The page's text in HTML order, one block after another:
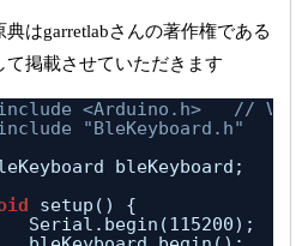
典はgarretlabさんの著作権である
て掲載させていただきます
<Arduino.h>   //
"BleKeyboard.h"
bleKeyboard;
setup() {
Serial.begin(115200);